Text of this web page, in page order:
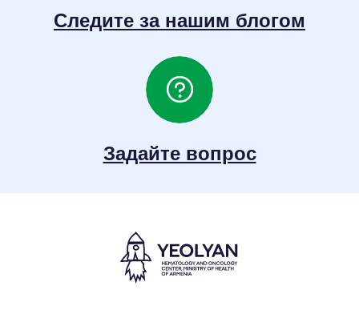
Следите за нашим блогом
Задайте вопрос